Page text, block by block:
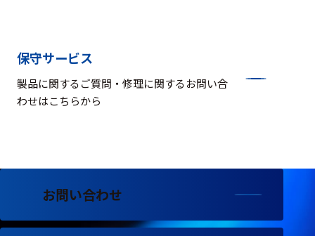
保守サービス
製品に関するご質問・修理に関するお問い合
わせはこちらから
お問い合わせ